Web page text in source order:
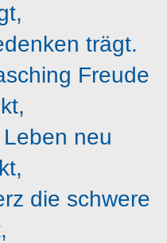
trägt.
Freude
neu
die schwere